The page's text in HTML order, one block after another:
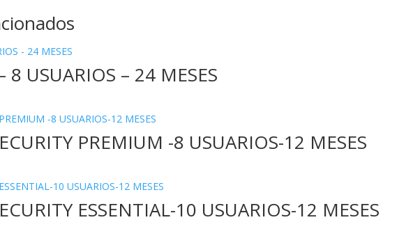
8 USUARIOS – 24 MESES
PREMIUM -8 USUARIOS-12 MESES
ESSENTIAL-10 USUARIOS-12 MESES